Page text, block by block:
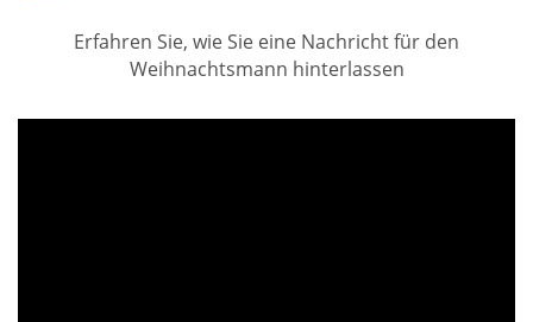
Erfahren Sie, wie Sie eine Nachricht für den
Weihnachtsmann hinterlassen